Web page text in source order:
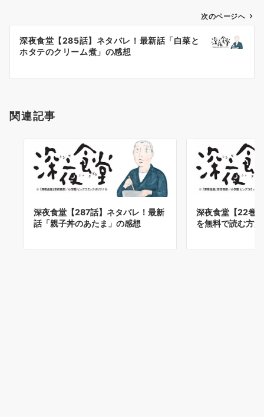
稿
ョ
次のページへ
深夜食堂【285話】ネタバレ！最新話「白菜と
ホタテのクリーム煮」の感想
関連記事
深夜食堂【287話】ネタバレ！最新
話「親子丼のあたま」の感想
深夜食堂【22巻
を無料で読む方法